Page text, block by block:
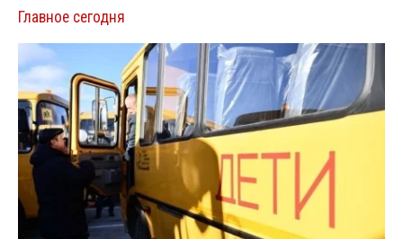
Главное сегодня